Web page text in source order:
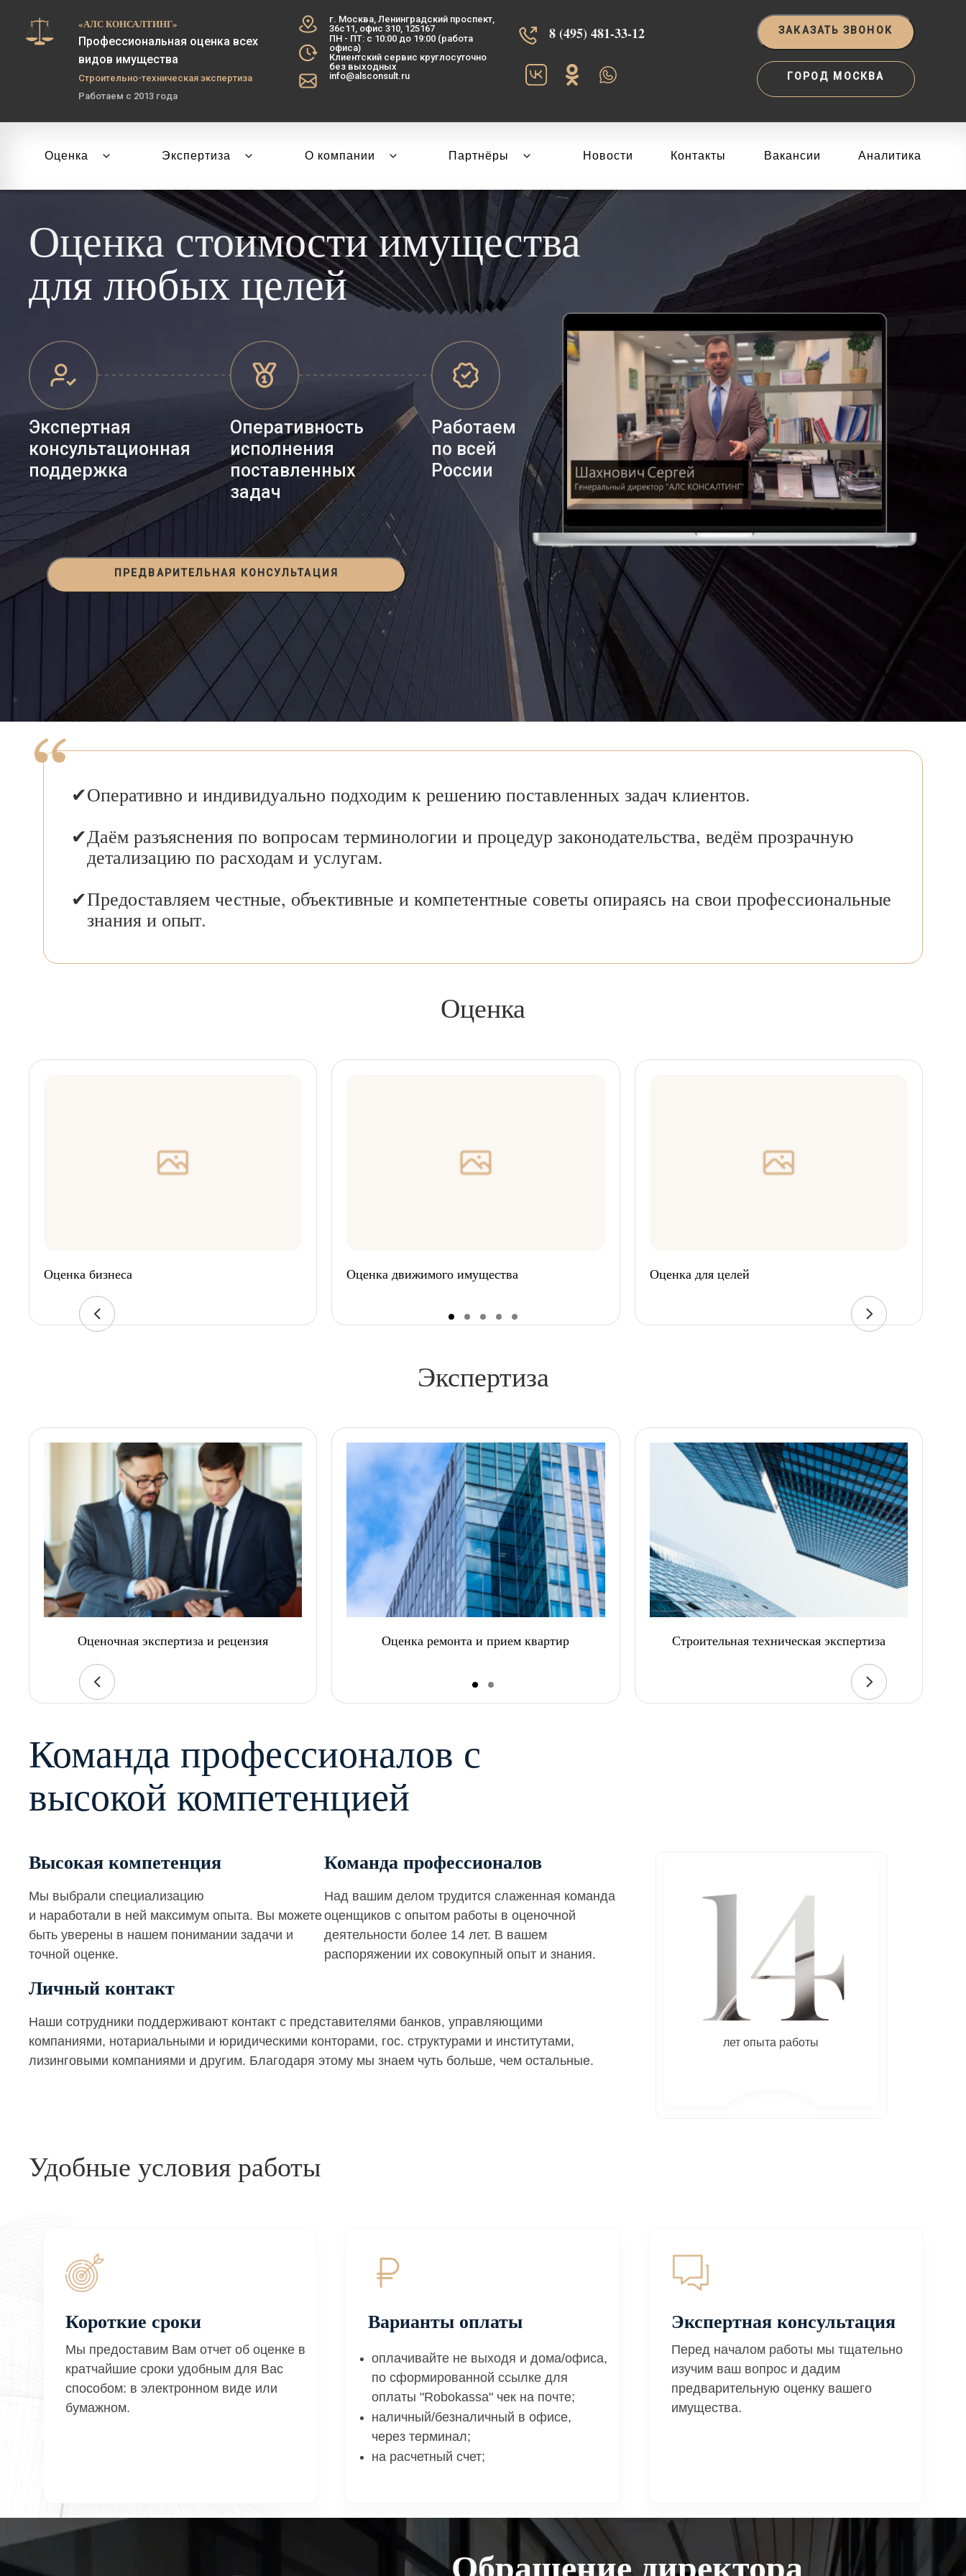
«АЛС КОНСАЛТИНГ»
Профессиональная оценка всех
видов имущества
Строительно-техническая экспертиза
Работаем с 2013 года
г. Москва, Ленинградский проспект,
36с11, офис 310, 125167
ПН - ПТ: с 10:00 до 19:00 (работа
офиса)
Клиентский сервис круглосуточно
без выходных
info@alsconsult.ru
8 (495) 481-33-12‬‬ ЗАКАЗАТЬ ЗВОНОК
ГОРОД МОСКВА
Оценка Экспертиза О компании Партнёры Новости Контакты Вакансии Аналитика
Оценка стоимости имущества
для любых целей
Экспертная
консультационная
поддержка
Оперативность
исполнения
поставленных
задач
Работаем
по всей
России
ПРЕДВАРИТЕЛЬНАЯ КОНСУЛЬТАЦИЯ
Оперативно и индивидуально подходим к решению поставленных задач клиентов.
Даём разъяснения по вопросам терминологии и процедур законодательства, ведём прозрачную
детализацию по расходам и услугам.
Предоставляем честные, объективные и компетентные советы опираясь на свои профессиональные
знания и опыт.
Оценка
Оценка бизнеса Оценка движимого имущества Оценка для целей
Экспертиза
Оценочная экспертиза и рецензия Оценка ремонта и прием квартир Строительная техническая экспертиза
Команда профессионалов с
высокой компетенцией
Высокая компетенция
Мы выбрали специализацию
и наработали в ней максимум опыта. Вы можете
быть уверены в нашем понимании задачи и
точной оценке.
Команда профессионалов
Над вашим делом трудится слаженная команда
оценщиков с опытом работы в оценочной
деятельности более 14 лет. В вашем
распоряжении их совокупный опыт и знания.
Личный контакт
Наши сотрудники поддерживают контакт с представителями банков, управляющими
компаниями, нотариальными и юридическими конторами, гос. структурами и институтами,
лизинговыми компаниями и другим. Благодаря этому мы знаем чуть больше, чем остальные.
лет опыта работы
Удобные условия работы
Короткие сроки
Мы предоставим Вам отчет об оценке в
кратчайшие сроки удобным для Вас
способом: в электронном виде или
бумажном.
Варианты оплаты
оплачивайте не выходя и дома/офиса,
по сформированной ссылке для
оплаты "Robokassa" чек на почте;
наличный/безналичный в офисе,
через терминал;
на расчетный счет;
Экспертная консультация
Перед началом работы мы тщательно
изучим ваш вопрос и дадим
предварительную оценку вашего
имущества.
Обращение директора